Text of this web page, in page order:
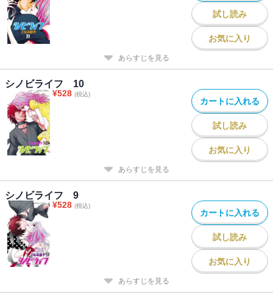
試し読み
お気に入り
あらすじを見る
シノビライフ 10
¥528 (税込)
カートに入れる
試し読み
お気に入り
あらすじを見る
シノビライフ 9
¥528 (税込)
カートに入れる
試し読み
お気に入り
あらすじを見る